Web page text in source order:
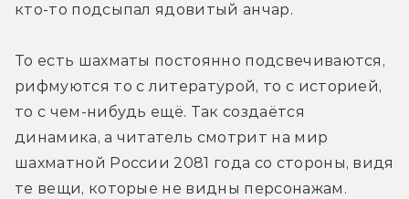
кто-то подсыпал ядовитый анчар.
То есть шахматы постоянно подсвечиваются,
рифмуются то с литературой, то с историей,
то с чем-нибудь ещё. Так создаётся
динамика, а читатель смотрит на мир
шахматной России 2081 года со стороны, видя
те вещи, которые не видны персонажам.